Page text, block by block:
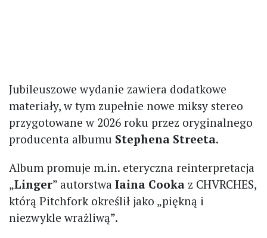
Jubileuszowe wydanie zawiera dodatkowe
materiały, w tym zupełnie nowe miksy stereo
przygotowane w 2026 roku przez oryginalnego
producenta albumu Stephena Streeta.
Album promuje m.in. eteryczna reinterpretacja
„Linger” autorstwa Iaina Cooka z CHVRCHES,
którą Pitchfork określił jako „piękną i
niezwykle wrażliwą”.